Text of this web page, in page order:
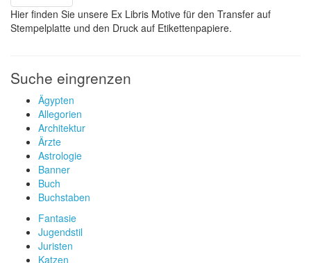
Hier finden Sie unsere Ex Libris Motive für den Transfer auf
Stempelplatte und den Druck auf Etikettenpapiere.
Suche eingrenzen
Ägypten
Allegorien
Architektur
Ärzte
Astrologie
Banner
Buch
Buchstaben
Fantasie
Jugendstil
Juristen
Katzen